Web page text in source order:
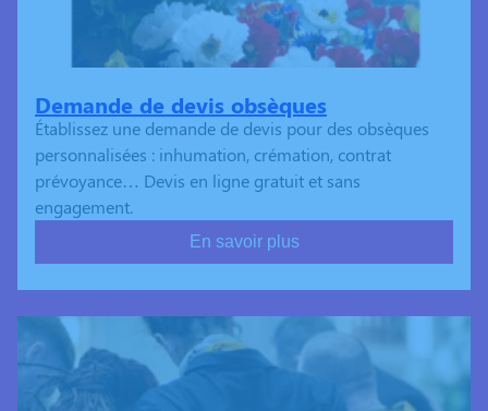
Demande de devis obsèques
Établissez une demande de devis pour des obsèques
personnalisées : inhumation, crémation, contrat
prévoyance… Devis en ligne gratuit et sans
engagement.
En savoir plus